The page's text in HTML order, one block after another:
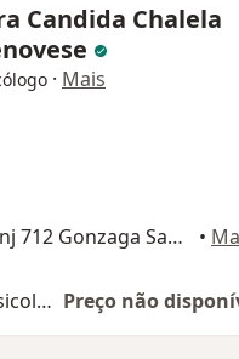
Candida Chalela
· Mais
Av Ana Costa 484 conj 712 Gonzaga Santos SP, Santos •
Primeira consulta psicologia Preço não